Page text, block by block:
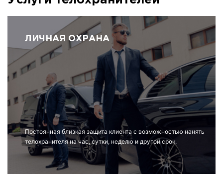
ЛИЧНАЯ ОХРАНА
Постоянная близкая защита клиента с возможностью нанять
телохранителя на час, сутки, неделю и другой срок.